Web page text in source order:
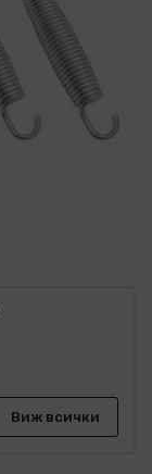
Виж всички